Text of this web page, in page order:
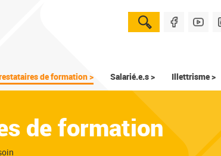
de formation > Salarié.e.s > Illettrisme >
de formation